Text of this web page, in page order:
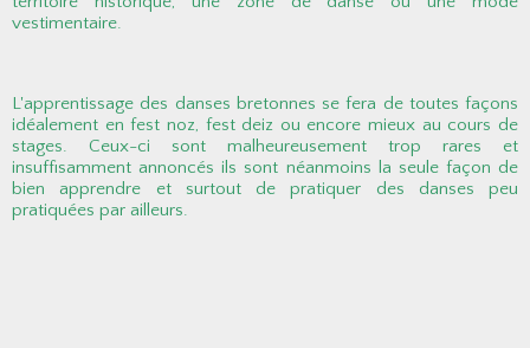
vestimentaire.
L'apprentissage des danses bretonnes se fera de toutes façons
idéalement en fest noz, fest deiz ou encore mieux au cours de
stages. Ceux-ci sont malheureusement trop rares et
insuffisamment annoncés ils sont néanmoins la seule façon de
bien apprendre et surtout de pratiquer des danses peu
pratiquées par ailleurs.